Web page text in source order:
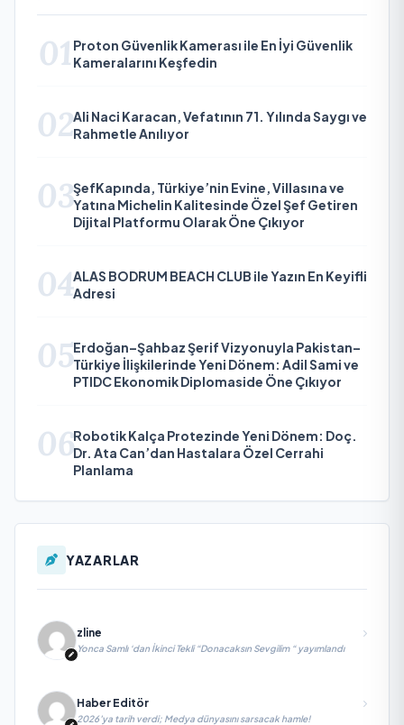
01 Proton Güvenlik Kamerası ile En İyi Güvenlik
Kameralarını Keşfedin
02Ali Naci Karacan, Vefatının 71. Yılında Saygı ve
Rahmetle Anılıyor
03ŞefKapında, Türkiye’nin Evine, Villasına ve
Yatına Michelin Kalitesinde Özel Şef Getiren
Dijital Platformu Olarak Öne Çıkıyor
04ALAS BODRUM BEACH CLUB ile Yazın En Keyifli
Adresi
05Erdoğan–Şahbaz Şerif Vizyonuyla Pakistan–
Türkiye İlişkilerinde Yeni Dönem: Adil Sami ve
PTIDC Ekonomik Diplomaside Öne Çıkıyor
06Robotik Kalça Protezinde Yeni Dönem: Doç.
Dr. Ata Can’dan Hastalara Özel Cerrahi
Planlama
YAZARLAR
zline
Yonca Samlı ‘dan İkinci Tekli “Donacaksın Sevgilim “ yayımlandı
Haber Editör
2026’ya tarih verdi; Medya dünyasını sarsacak hamle!